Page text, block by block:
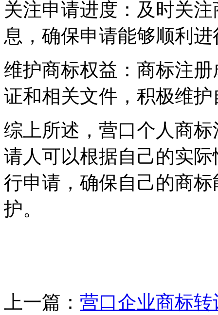
关注申请进度‌：及时关
息，确保申请能够顺利进
维护商标权益‌：商标注
证和相关文件，积极维
综上所述，营口个人商
请人可以根据自己的实
行申请，确保自己的商
护。
上一篇： 营口企业商标